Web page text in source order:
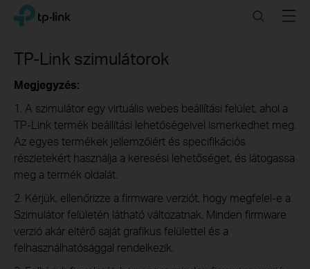
Click
the
navigation
TP-Link, Reliably Smart SearchMenu
TP-Link szimulátorok
Megjegyzés:
1. A szimulátor egy virtuális webes beállítási felület, ahol a
TP-Link termék beállítási lehetőségeivel ismerkedhet meg.
Az egyes termékek jellemzőiért és specifikációs
részletekért használja a keresési lehetőséget, és látogassa
meg a termék oldalát.
2. Kérjük, ellenőrizze a firmware verziót, hogy megfelel-e a
Szimulátor felületén látható változatnak. Minden firmware
verzió akár eltérő saját grafikus felülettel és a
felhasználhatósággal rendelkezik.